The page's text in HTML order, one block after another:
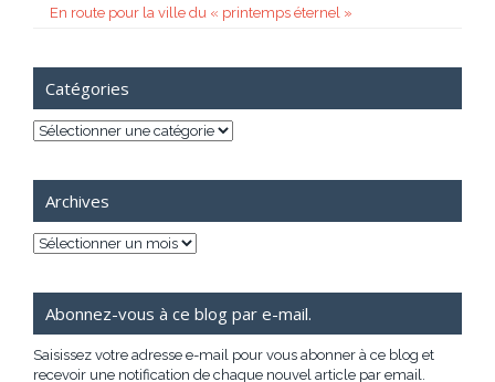
En route pour la ville du « printemps éternel »
Catégories
Catégories
Archives
Archives
Abonnez-vous à ce blog par e-mail.
Saisissez votre adresse e-mail pour vous abonner à ce blog et
recevoir une notification de chaque nouvel article par email.